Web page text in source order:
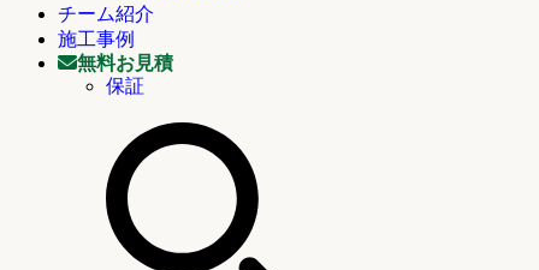
チーム紹介
施工事例
無料お見積
保証